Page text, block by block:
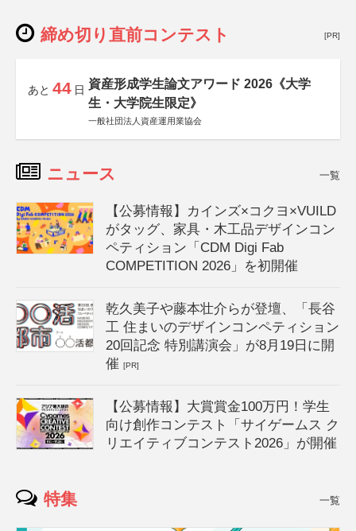
締め切り直前コンテスト [PR]
あと 44 日 資産形成学生論文アワード 2026《大学
生・大学院生限定》
一般社団法人資産運用業協会
ニュース 一覧
【公募情報】カインズ×コクヨ×VUILD
がタッグ、家具・木工品デザインコン
ペティション「CDM Digi Fab
COMPETITION 2026」を初開催
乾久美子や藤本壮介らが登壇、「長谷
工 住まいのデザインコンペティション
20回記念 特別講演会」が8月19日に開
催[PR]
【公募情報】大賞賞金100万円！学生
向け創作コンテスト「サイゲームス ク
リエイティブコンテスト2026」が開催
特集 一覧